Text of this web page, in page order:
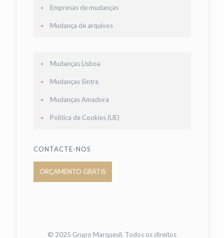
Empresas de mudanças
Mudança de arquivos
Mudanças Lisboa
Mudanças Sintra
Mudanças Amadora
Política de Cookies (UE)
CONTACTE-NOS
ORÇAMENTO GRÁTIS
© 2025 Grupo Marquesil. Todos os direitos